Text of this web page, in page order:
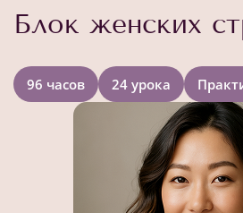
Блок женских
96 часов 24 урока